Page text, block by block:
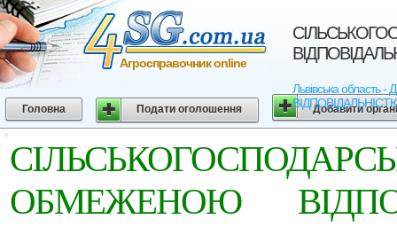
Львівська
ВIДПОВIДАЛЬНIСТЮ
Агросправочник online
Головна Подати оголошення Добавити
ОБМЕЖЕНОЮ